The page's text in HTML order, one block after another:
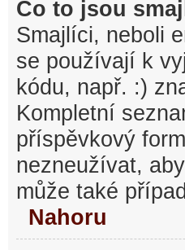
Co to jsou
Smajlíci, neboli
se používají k
kódu, např. :)
Kompletní
příspěvkový
nezneužívat,
může také
Nahoru